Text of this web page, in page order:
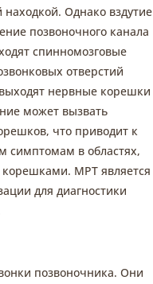
Однако вздутие
позвоночного канала
спинномозговые
отверстий
нервные корешки
может вызвать
что приводит к
симптомам в областях,
МРТ является
для диагностики
позвоночника. Они